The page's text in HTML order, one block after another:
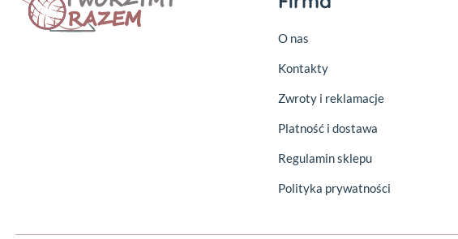
O nas
Kontakty
Zwroty i reklamacje
Platność i dostawa
Regulamin sklepu
Polityka prywatności